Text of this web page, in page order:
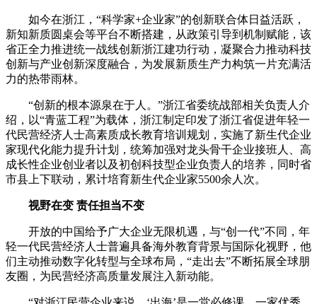
如今在浙江，“科学家+企业家”的创新联合体日益活跃，
新知新质圆桌会等平台不断搭建，从政策引导到机制赋能，该
省正全力推进统一战线创新浙江建功行动，凝聚合力推动科技
创新与产业创新深度融合，为发展新质生产力构筑一片充满活
力的热带雨林。
“创新的根本源泉在于人。”浙江省委统战部相关负责人介
绍，以“青蓝工程”为载体，浙江制定印发了浙江省促进年轻一
代民营经济人士高素质成长教育培训规划，实施了新生代企业
家现代化能力提升计划，统筹加强对龙头骨干企业接班人、高
成长性企业创业者以及初创科技型企业负责人的培养，同时省
市县上下联动，累计培育新生代企业家5500余人次。
视野在变 责任担当不变
开放的中国给予广大企业无限机遇，与“创一代”不同，年
轻一代民营经济人士普遍具备海外教育背景与国际化视野，他
们主动推动数字化转型与全球布局，“走出去”不断拓展全球朋
友圈，为民营经济高质量发展注入新动能。